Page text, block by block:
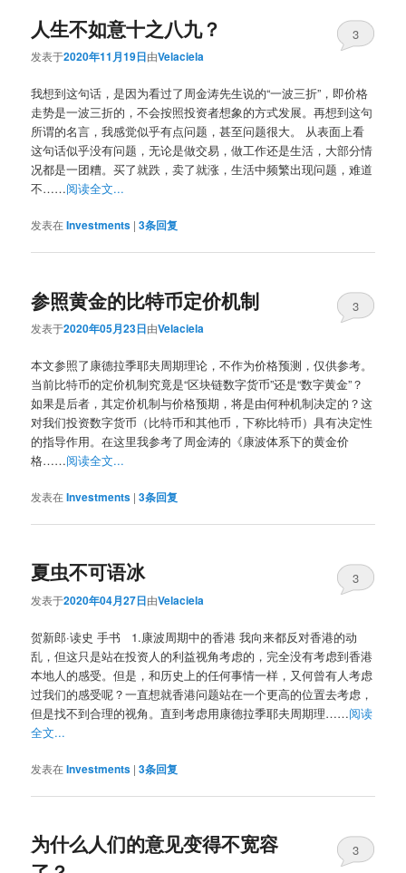
人生不如意十之八九？
发表于2020年11月19日由Velaciela
3
我想到这句话，是因为看过了周金涛先生说的“一波三折”，即价格
走势是一波三折的，不会按照投资者想象的方式发展。再想到这句
所谓的名言，我感觉似乎有点问题，甚至问题很大。 从表面上看
这句话似乎没有问题，无论是做交易，做工作还是生活，大部分情
况都是一团糟。买了就跌，卖了就涨，生活中频繁出现问题，难道
不……阅读全文...
发表在Investments |3条回复
参照黄金的比特币定价机制
发表于2020年05月23日由Velaciela
3
本文参照了康德拉季耶夫周期理论，不作为价格预测，仅供参考。
当前比特币的定价机制究竟是“区块链数字货币”还是“数字黄金”？
如果是后者，其定价机制与价格预期，将是由何种机制决定的？这
对我们投资数字货币（比特币和其他币，下称比特币）具有决定性
的指导作用。在这里我参考了周金涛的《康波体系下的黄金价
格……阅读全文...
发表在Investments |3条回复
夏虫不可语冰
发表于2020年04月27日由Velaciela
3
贺新郎·读史 手书 1.康波周期中的香港 我向来都反对香港的动
乱，但这只是站在投资人的利益视角考虑的，完全没有考虑到香港
本地人的感受。但是，和历史上的任何事情一样，又何曾有人考虑
过我们的感受呢？一直想就香港问题站在一个更高的位置去考虑，
但是找不到合理的视角。直到考虑用康德拉季耶夫周期理……阅读
全文...
发表在Investments |3条回复
为什么人们的意见变得不宽容
3